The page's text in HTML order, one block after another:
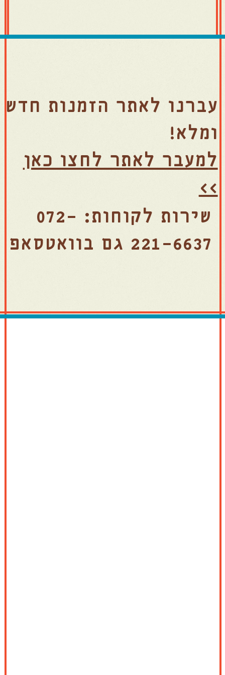
עברנו לאתר הזמנות חדש
ומלא!
למעבר לאתר לחצו כאן
>>
שירות לקוחות: 072-
221-6637 גם בוואטסאפ